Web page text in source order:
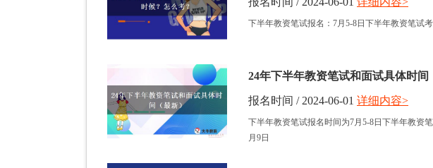
下半年教资笔试报名：7月5-8日下半年教资笔试考
24年下半年教资笔试和面试具体时间
报名时间 / 2024-06-01
下半年教资笔试报名时间为7月5-8日下半年教资
月9日
详细内容>